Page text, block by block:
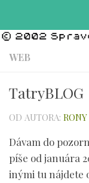
WEB
TatryBLOG
OD AUTORA: RONY
Dávam do
píše od januára
inými tu nájdete